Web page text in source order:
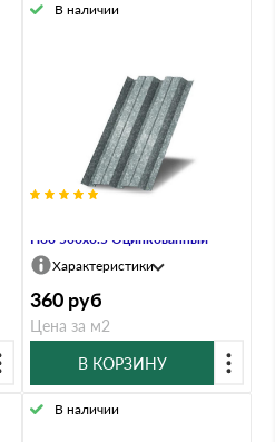
Н60 500х0.5 Оцинкованный
В наличии
Характеристики
360 руб
Цена за м2
В КОРЗИНУ
В наличии